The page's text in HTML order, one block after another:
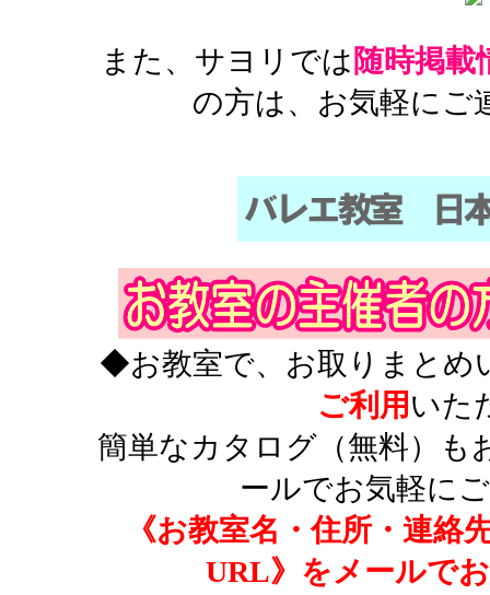
また、サヨリでは 随時掲載
の方は、お気軽にご
◆お教室で、お取りまとめ
ご利用 いた
簡単なカタログ（無料）も
ールでお気軽に
《お教室名・住所・連絡
URL》をメールで